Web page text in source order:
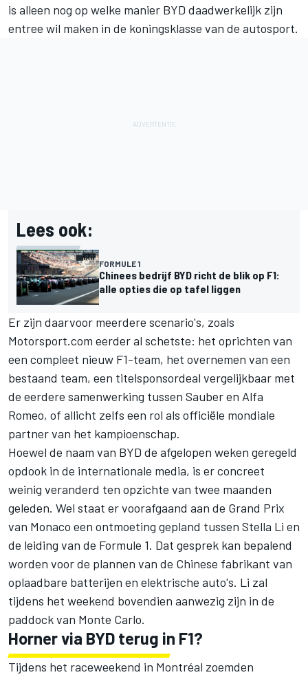
is alleen nog op welke manier BYD daadwerkelijk zijn
entree wil maken in de koningsklasse van de autosport.
Lees ook:
FORMULE 1
Chinees bedrijf BYD richt de blik op F1:
alle opties die op tafel liggen
Er zijn daarvoor meerdere scenario's, zoals
Motorsport.com eerder al schetste: het oprichten van
een compleet nieuw F1-team, het overnemen van een
bestaand team, een titelsponsordeal vergelijkbaar met
de eerdere samenwerking tussen Sauber en Alfa
Romeo, of allicht zelfs een rol als officiële mondiale
partner van het kampioenschap.
Hoewel de naam van BYD de afgelopen weken geregeld
opdook in de internationale media, is er concreet
weinig veranderd ten opzichte van twee maanden
geleden. Wel staat er voorafgaand aan de Grand Prix
van Monaco een ontmoeting gepland tussen Stella Li en
de leiding van de Formule 1. Dat gesprek kan bepalend
worden voor de plannen van de Chinese fabrikant van
oplaadbare batterijen en elektrische auto's. Li zal
tijdens het weekend bovendien aanwezig zijn in de
paddock van Monte Carlo.
Horner via BYD terug in F1?
Tijdens het raceweekend in Montréal zoemden